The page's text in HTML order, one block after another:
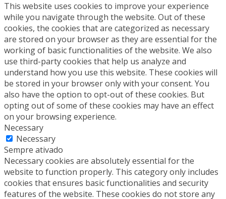
This website uses cookies to improve your experience
while you navigate through the website. Out of these
cookies, the cookies that are categorized as necessary
are stored on your browser as they are essential for the
working of basic functionalities of the website. We also
use third-party cookies that help us analyze and
understand how you use this website. These cookies will
be stored in your browser only with your consent. You
also have the option to opt-out of these cookies. But
opting out of some of these cookies may have an effect
on your browsing experience.
Necessary
Necessary
Sempre ativado
Necessary cookies are absolutely essential for the
website to function properly. This category only includes
cookies that ensures basic functionalities and security
features of the website. These cookies do not store any